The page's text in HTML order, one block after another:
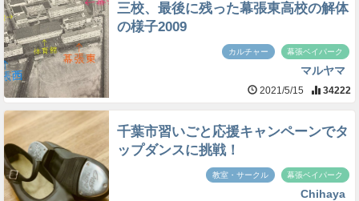
三校、最後に残った幕張東高校の解体
の様子2009
カルチャー 幕張ベイパーク
マルヤマ
2021/5/15 34222
千葉市習いごと応援キャンペーンでタ
ップダンスに挑戦！
教室・サークル 幕張ベイパーク
Chihaya